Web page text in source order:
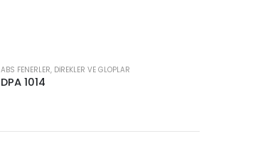
ABS FENERLER, DIREKLER VE GLOPLAR
DPA 1014